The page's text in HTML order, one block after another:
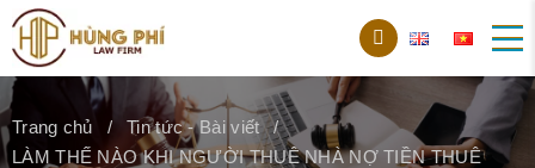
Trang chủ
Tin tức - Bài viết
LÀM THẾ NÀO KHI NGƯỜI THUÊ NHÀ NỢ TIỀN THUÊ